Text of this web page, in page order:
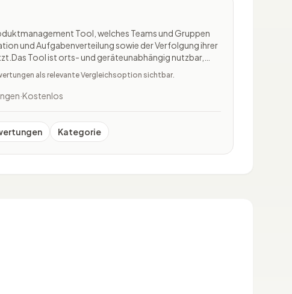
Tool, welches Teams und Gruppen
und Aufgabenverteilung sowie der Verfolgung ihrer
Tool ist orts- und geräteunabhängig nutzbar,
Abläufe jederzeit abrufbar sind.
einsetzbar,
als relevante Vergleichsoption sichtbar.
·Kostenlos
Kategorie